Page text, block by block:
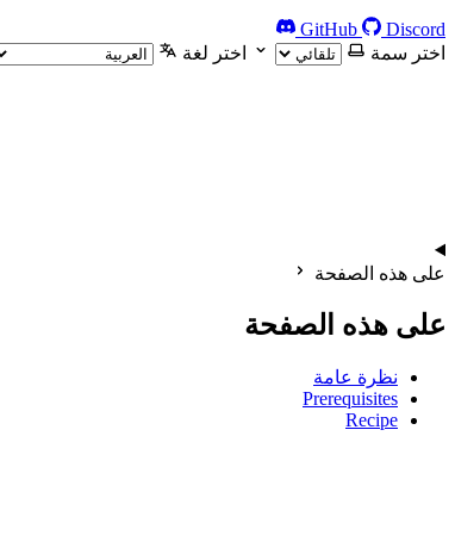
GitHub
Discord
اختر سمة
اختر لغة
على هذه الصفحة
على هذه الصفحة
نظرة عامة
Prerequisites
Recipe